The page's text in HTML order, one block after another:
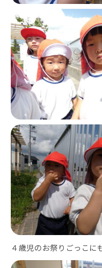
４歳児のお祭りごっこに